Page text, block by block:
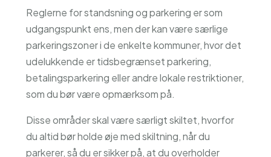
Reglerne for standsning og parkering er som
udgangspunkt ens, men der kan være særlige
parkeringszoner i de enkelte kommuner, hvor det
udelukkende er tidsbegrænset parkering,
betalingsparkering eller andre lokale restriktioner,
som du bør være opmærksom på.
Disse områder skal være særligt skiltet, hvorfor
du altid bør holde øje med skiltning, når du
parkerer, så du er sikker på, at du overholder